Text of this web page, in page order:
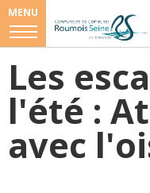
MENU
Les
l'été :
avec